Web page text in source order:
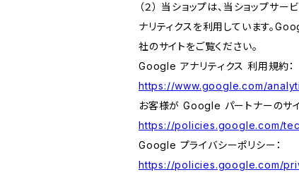
（２） 当ショップは、当ショップ
ナリティクスを利用しています。
社のサイトをご覧ください。
Google アナリティクス 利用規約：
https://www.google.com/
お客様が Google パートナーのサ
https://policies.google.com/
Google プライバシーポリシー：
https://policies.google.com/